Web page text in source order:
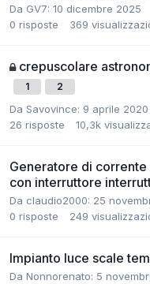
Da GV7: 10 dicembre 2025
0 risposte 369
crepuscolare
1 2
Da Savovince: 9 aprile 2020
26 risposte 10,3k
Generatore di
con interruttore
Da claudio2000: 25
0 risposte 249
Impianto luce scale
Da Nonnorenato: 5